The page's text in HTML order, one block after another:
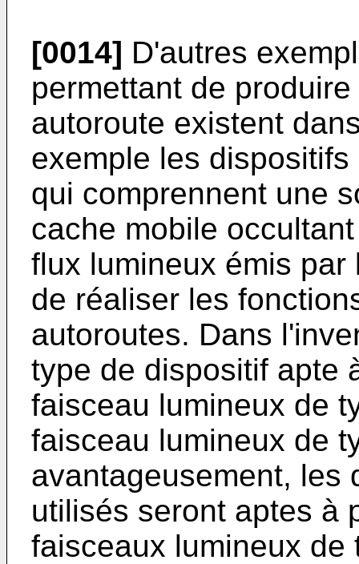
[0014] D'autres
permettant de
autoroute existent
exemple les
qui comprennent une
cache mobile
flux lumineux émis
de réaliser les
autoroutes. Dans
type de dispositif apte
faisceau lumineux de
faisceau lumineux de
avantageusement, les
utilisés seront aptes à
faisceaux lumineux de